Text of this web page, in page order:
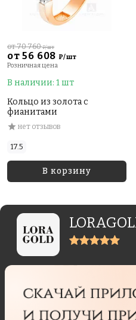
от 56 608 ₽/шт
от 70 760₽/шт
Розничная цена
В наличии: 1 шт
Кольцо из золота с
фианитами
нет отзывов
17.5
В корзину
Отзывы
Отзывы могут отправлять